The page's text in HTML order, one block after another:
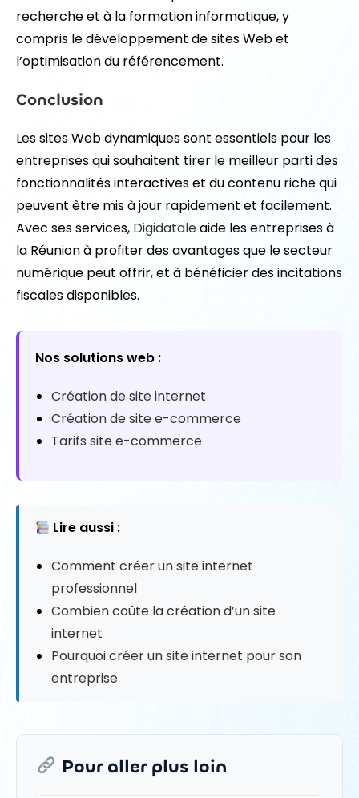
recherche et à la formation informatique, y
compris le développement de sites Web et
l’optimisation du référencement.
Conclusion
Les sites Web dynamiques sont essentiels pour les
entreprises qui souhaitent tirer le meilleur parti des
fonctionnalités interactives et du contenu riche qui
peuvent être mis à jour rapidement et facilement.
Avec ses services, Digidataleaide les entreprises à
la Réunion à profiter des avantages que le secteur
numérique peut offrir, et à bénéficier des incitations
fiscales disponibles.
Nos solutions web :
Création de site internet
Création de site e-commerce
Tarifs site e-commerce
Lire aussi :
Comment créer un site internet
professionnel
Combien coûte la création d’un site
internet
Pourquoi créer un site internet pour son
entreprise
Pour aller plus loin